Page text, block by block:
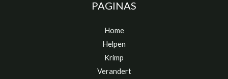
PAGINAS
Home
Helpen
Krimp
Verandert